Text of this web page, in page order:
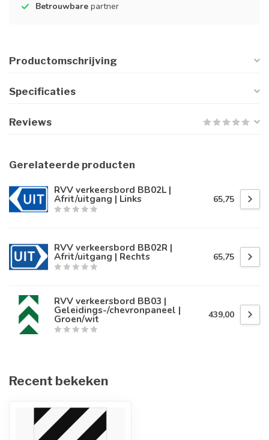
Betrouwbare partner
Productomschrijving
Specificaties
Reviews
Gerelateerde producten
RVV verkeersbord BB02L |
Afrit/uitgang | Links 65,75
RVV verkeersbord BB02R |
Afrit/uitgang | Rechts 65,75
RVV verkeersbord BB03 |
Geleidings-/chevronpaneel |
Groen/wit 439,00
Recent bekeken